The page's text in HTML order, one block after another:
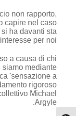
non rapporto,
capire nel caso
ha davanti sta
per noi.
a causa di chi
siamo mediante
'sensazione a
rigoroso
Michael
Argyle.